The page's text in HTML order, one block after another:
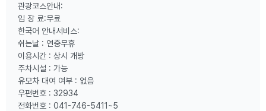
관광코스안내:
입 장 료:무료
한국어 안내서비스:
쉬는날 : 연중무휴
이용시간 : 상시 개방
주차시설 : 가능
유모차 대여 여부 : 없음
우편번호 : 32934
전화번호 : 041-746-5411~5